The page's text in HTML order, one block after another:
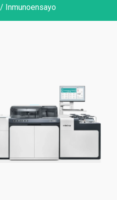
/ Inmunoensayo